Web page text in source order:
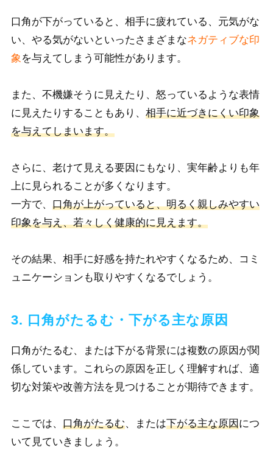
口角が下がっていると、相手に疲れている、元気がな
い、やる気がないといったさまざまなネガティブな印
象を与えてしまう可能性があります。
また、不機嫌そうに見えたり、怒っているような表情
に見えたりすることもあり、 相手に近づきにくい印象
を与えてしまいます。
さらに、老けて見える要因に もなり、実年齢よりも年
上に見られることが多くなります。
一方で、 口角が上がっていると、明るく親しみやすい
印象を与え、若々しく健康的に見えます。
その結果、相手に好感を持たれやすくなるため、コミ
ュニケーションも取りやすくなるでしょう。
3. 口角がたるむ・下がる主な原因
口角がたるむ、または下がる背景には複数の原因が関
係しています。これらの原因を正しく理解すれば、適
切な対策や改善方法を見つけることが期待できます。
ここでは、 口角がたるむ、または下がる主な原因につ
いて見ていきましょう。